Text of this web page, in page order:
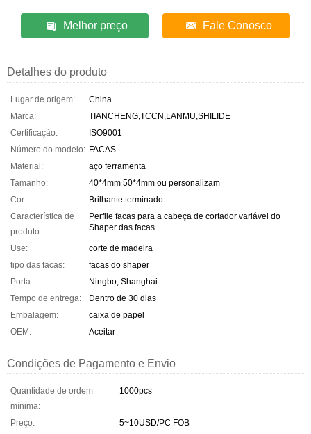
Melhor preço Fale Conosco
Detalhes do produto
Lugar de origem:
China
Marca:
TIANCHENG,TCCN,LANMU,SHILIDE
Certificação:
ISO9001
Número do modelo: FACAS
Material:
aço ferramenta
Tamanho:
40*4mm 50*4mm ou personalizam
Cor:
Brilhante terminado
Característica de
produto:
Perfile facas para a cabeça de cortador variável do
Shaper das facas
Use:
corte de madeira
tipo das facas:
facas do shaper
Porta:
Ningbo, Shanghai
Tempo de entrega:
Dentro de 30 dias
Embalagem:
caixa de papel
OEM:
Aceitar
Condições de Pagamento e Envio
Quantidade de ordem
mínima:
1000pcs
Preço:
5~10USD/PC FOB